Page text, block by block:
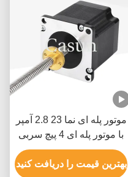
موتور پله ای نما 23 2.8 آمپر
با موتور پله ای 4 پیچ سربی
بهترین قیمت را دریافت کنید